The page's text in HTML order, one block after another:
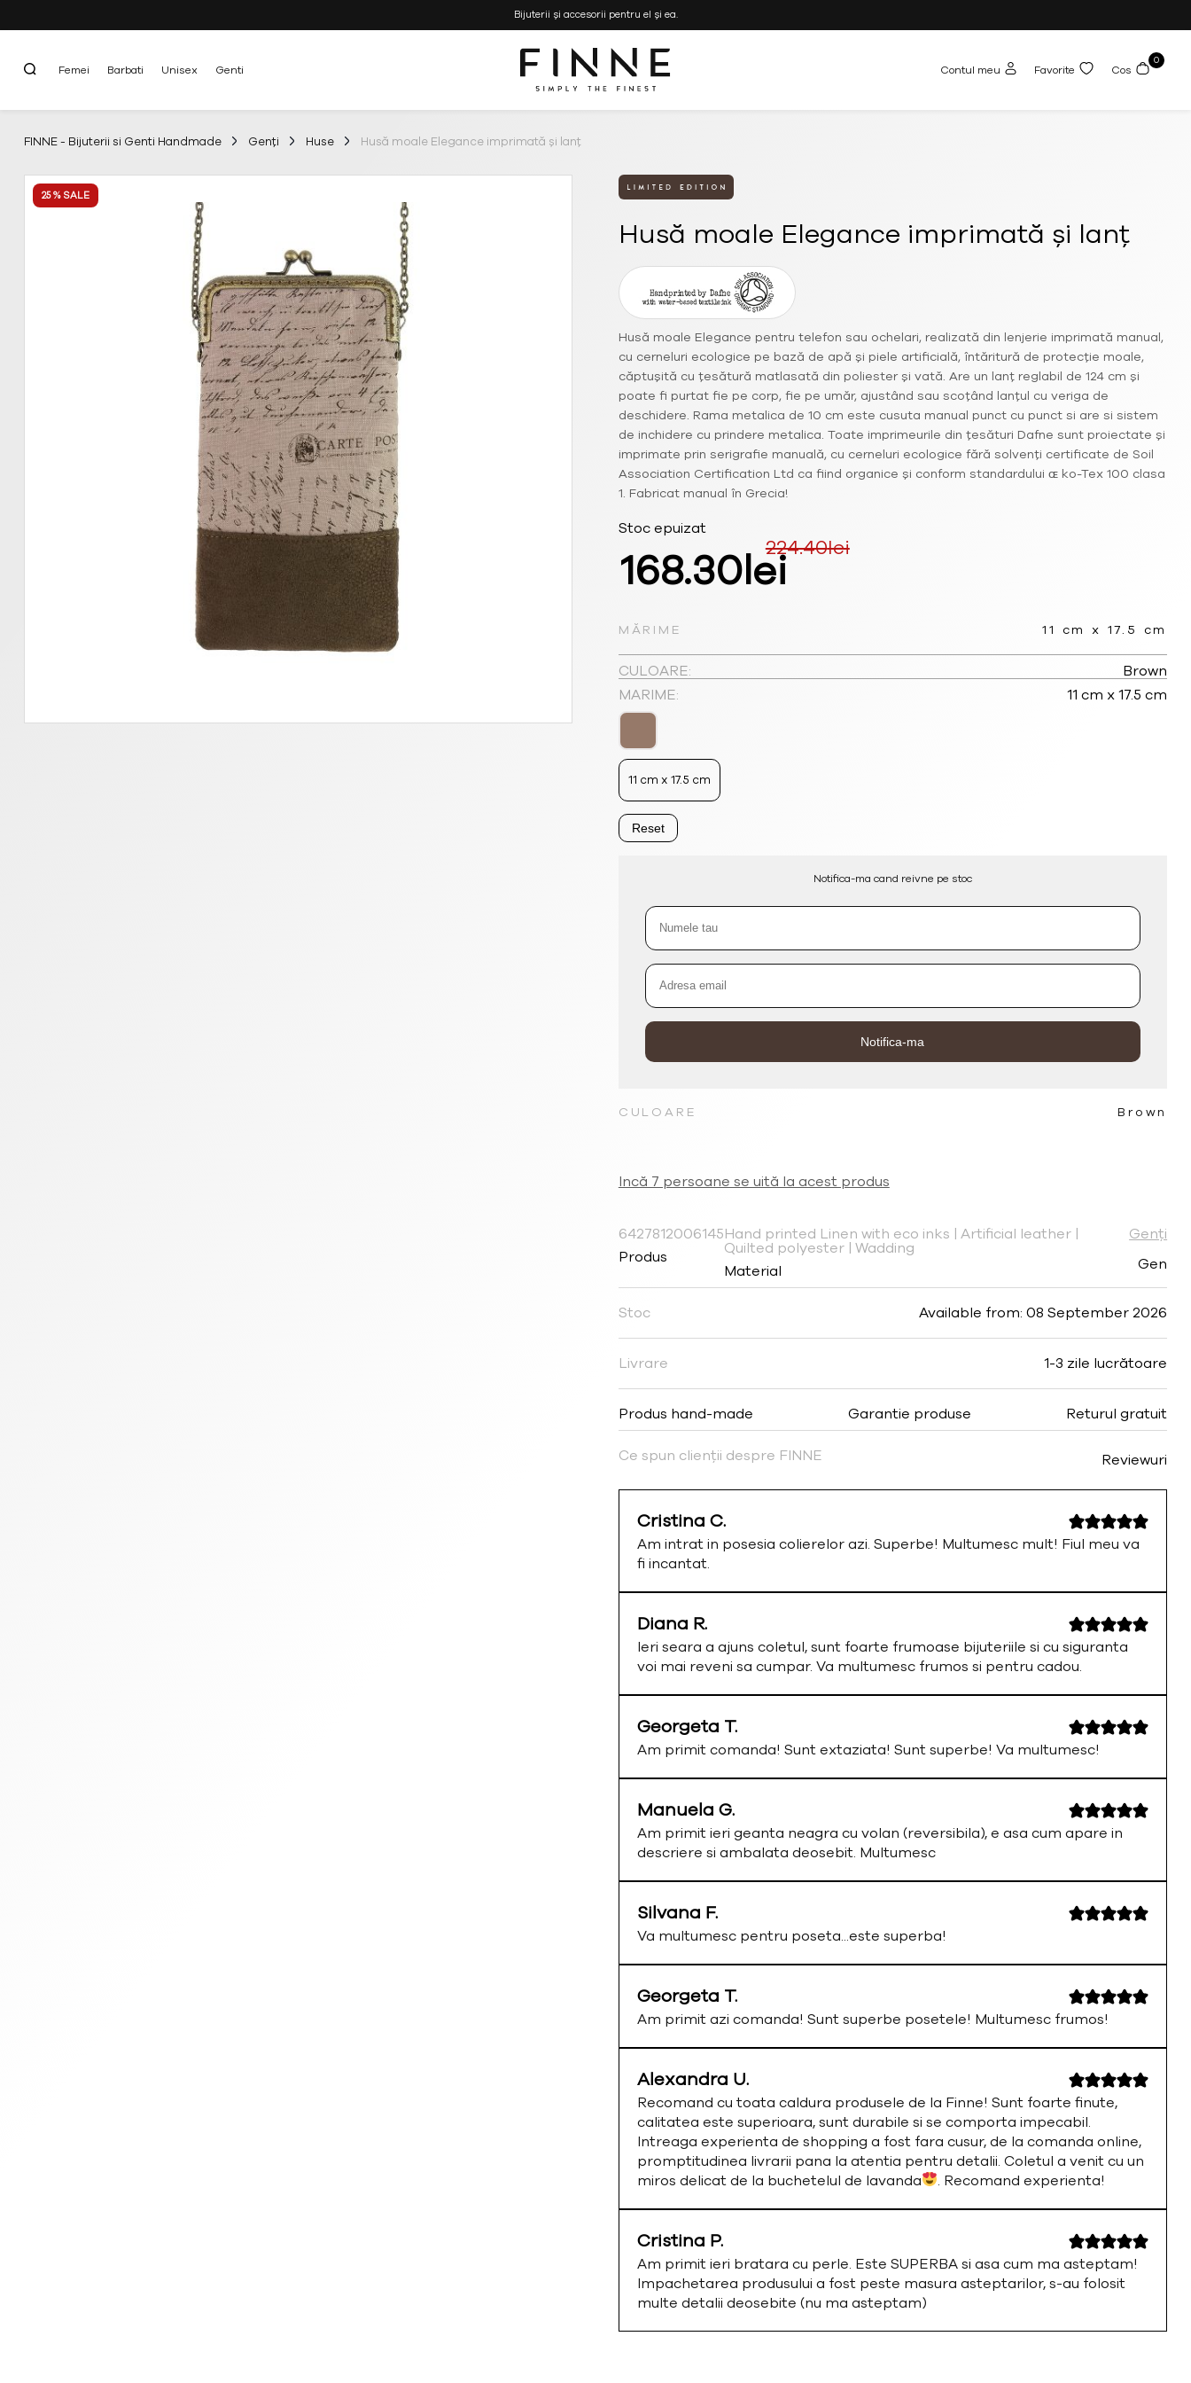
Bijuterii și accesorii pentru el și ea.
Femei Barbati Unisex Genti
FINNE
Genti
Handmade
Simply the Finest Contul meu Favorite Cos
0
FINNE - Bijuterii si Genti Handmade Genți Huse Husă moale Elegance imprimată și lanț
25 % SALE
Husă moale Elegance imprimată și lanț
Husă moale Elegance pentru telefon sau ochelari, realizată din lenjerie imprimată manual,
cu cerneluri ecologice pe bază de apă și piele artificială, întăritură de protecție moale,
căptușită cu țesătură matlasată din poliester și vată. Are un lanț reglabil de 124 cm și
poate fi purtat fie pe corp, fie pe umăr, ajustând sau scoțând lanțul cu veriga de
deschidere. Rama metalica de 10 cm este cusuta manual punct cu punct si are si sistem
de inchidere cu prindere metalica. Toate imprimeurile din țesături Dafne sunt proiectate și
imprimate prin serigrafie manuală, cu cerneluri ecologice fără solvenți certificate de Soil
Association Certification Ltd ca fiind organice și conform standardului ɶ ko-Tex 100 clasa
1. Fabricat manual în Grecia!
224.40lei
Prețul
inițial
a
fost:
224.40lei.
168.30leiPrețul
este:
CULOARE Brown
MĂRIME 11 cm x 17.5 cm
CULOARE:
Brown
MARIME:
11 cm x 17.5 cm
11 cm x 17.5 cm
Reset
Stoc epuizat
Notifica-ma cand reivne pe stoc
Incă 7 persoane se uită la acest produs
6427812006145
Produs
Hand printed Linen with eco inks | Artificial leather |
Quilted polyester | Wadding
Material
Genți
Gen
Stoc Available from: 08 September 2026
Livrare 1-3 zile lucrătoare
Produs hand-made Garantie produse Returul gratuit
Ce spun clienții despre FINNE Reviewuri
Cristina C.
Am intrat in posesia colierelor azi. Superbe! Multumesc mult! Fiul meu va
fi incantat.
Diana R.
Ieri seara a ajuns coletul, sunt foarte frumoase bijuteriile si cu siguranta
voi mai reveni sa cumpar. Va multumesc frumos si pentru cadou.
Georgeta T.
Am primit comanda! Sunt extaziata! Sunt superbe! Va multumesc!
Manuela G.
Am primit ieri geanta neagra cu volan (reversibila), e asa cum apare in
descriere si ambalata deosebit. Multumesc
Silvana F.
Va multumesc pentru poseta...este superba!
Georgeta T.
Am primit azi comanda! Sunt superbe posetele! Multumesc frumos!
Alexandra U.
Recomand cu toata caldura produsele de la Finne! Sunt foarte finute,
calitatea este superioara, sunt durabile si se comporta impecabil.
Intreaga experienta de shopping a fost fara cusur, de la comanda online,
promptitudinea livrarii pana la atentia pentru detalii. Coletul a venit cu un
miros delicat de la buchetelul de lavanda
. Recomand experienta!
Cristina P.
Am primit ieri bratara cu perle. Este SUPERBA si asa cum ma asteptam!
Impachetarea produsului a fost peste masura asteptarilor, s-au folosit
multe detalii deosebite (nu ma asteptam)